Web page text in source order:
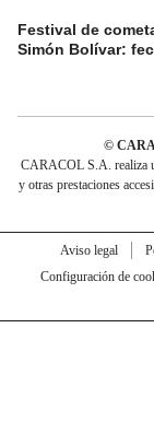
Festival de
Simón Bolívar:
©
CARACOL S.A. realiza
y otras prestaciones
Aviso legal
Configuración de